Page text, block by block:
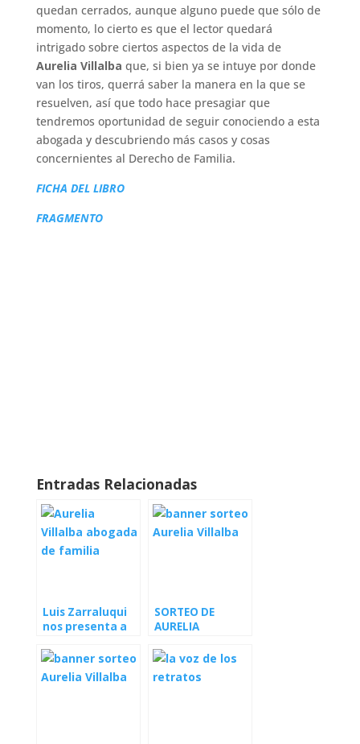
quedan cerrados, aunque alguno puede que sólo de
momento, lo cierto es que el lector quedará
intrigado sobre ciertos aspectos de la vida de
Aurelia Villalba que, si bien ya se intuye por donde
van los tiros, querrá saber la manera en la que se
resuelven, así que todo hace presagiar que
tendremos oportunidad de seguir conociendo a esta
abogada y descubriendo más casos y cosas
concernientes al Derecho de Familia.
FICHA DEL LIBRO
FRAGMENTO
Entradas Relacionadas
Luis Zarraluqui
nos presenta a
SORTEO DE
AURELIA
ZARRALUQUI)